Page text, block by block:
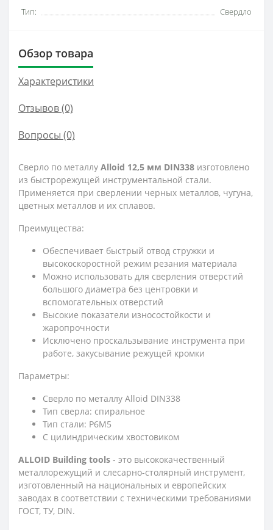
Тип: Свердло
Обзор товара
Характеристики
Отзывов (0)
Вопросы (0)
Сверло по металлу Alloid 12,5 мм DIN338 изготовлено
из быстрорежущей инструментальной стали.
Применяется при сверлении черных металлов, чугуна,
цветных металлов и их сплавов.
Преимущества:
Обеспечивает быстрый отвод стружки и
высокоскоростной режим резания материала
Можно использовать для сверления отверстий
большого диаметра без центровки и
вспомогательных отверстий
Высокие показатели износостойкости и
жаропрочности
Исключено проскальзывание инструмента при
работе, закусывание режущей кромки
Параметры:
Сверло по металлу Alloid DIN338
Тип сверла: спиральное
Тип стали: Р6М5
С цилиндрическим хвостовиком
ALLOID Building tools - это высококачественный
металлорежущий и слесарно-столярный инструмент,
изготовленный на национальных и европейских
заводах в соответствии с техническими требованиями
ГОСТ, ТУ, DIN.